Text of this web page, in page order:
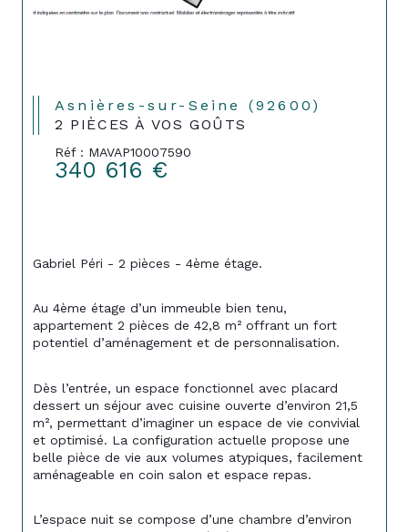
Asnières-sur-Seine (92600)
2 PIÈCES À VOS GOÛTS
Réf : MAVAP10007590
340 616 €
Gabriel Péri - 2 pièces - 4ème étage.
Au 4ème étage d’un immeuble bien tenu,
appartement 2 pièces de 42,8 m² offrant un fort
potentiel d’aménagement et de personnalisation.
Dès l’entrée, un espace fonctionnel avec placard
dessert un séjour avec cuisine ouverte d’environ 21,5
m², permettant d’imaginer un espace de vie convivial
et optimisé. La configuration actuelle propose une
belle pièce de vie aux volumes atypiques, facilement
aménageable en coin salon et espace repas.
L’espace nuit se compose d’une chambre d’environ